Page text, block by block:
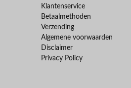
Klantenservice
Betaalmethoden
Verzending
Algemene voorwaarden
Disclaimer
Privacy Policy